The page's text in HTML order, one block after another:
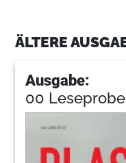
ÄLTERE
Ausgabe:
00